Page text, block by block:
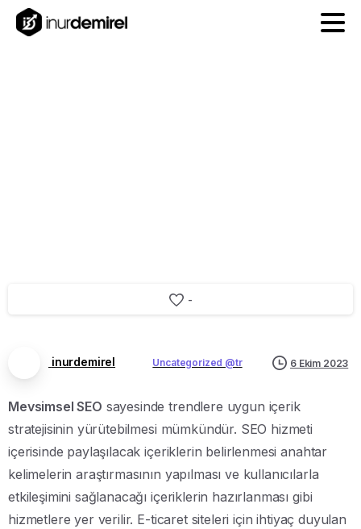
-
inurdemirel Uncategorized @tr 6 Ekim 2023
Mevsimsel SEO sayesinde trendlere uygun içerik
stratejisinin yürütebilmesi mümkündür. SEO hizmeti
içerisinde paylaşılacak içeriklerin belirlenmesi anahtar
kelimelerin araştırmasının yapılması ve kullanıcılarla
etkileşimini sağlanacağı içeriklerin hazırlanması gibi
hizmetlere yer verilir. E-ticaret siteleri için ihtiyaç duyulan